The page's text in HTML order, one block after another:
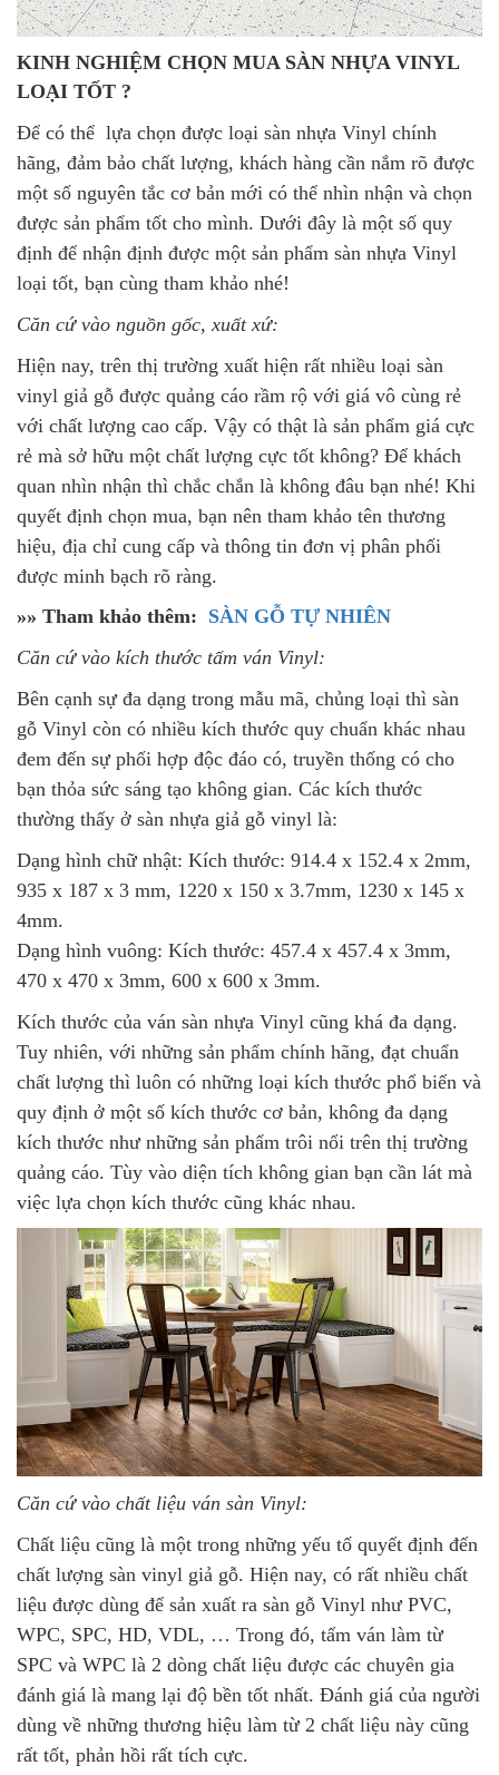
KINH NGHIỆM CHỌN MUA SÀN NHỰA VINYL
LOẠI TỐT ?
Để có thể lựa chọn được loại sàn nhựa Vinyl chính
hãng, đảm bảo chất lượng, khách hàng cần nắm rõ được
một số nguyên tắc cơ bản mới có thể nhìn nhận và chọn
được sản phẩm tốt cho mình. Dưới đây là một số quy
định để nhận định được một sản phẩm sàn nhựa Vinyl
loại tốt, bạn cùng tham khảo nhé!
Căn cứ vào nguồn gốc, xuất xứ:
Hiện nay, trên thị trường xuất hiện rất nhiều loại sàn
vinyl giả gỗ được quảng cáo rầm rộ với giá vô cùng rẻ
với chất lượng cao cấp. Vậy có thật là sản phẩm giá cực
rẻ mà sở hữu một chất lượng cực tốt không? Để khách
quan nhìn nhận thì chắc chắn là không đâu bạn nhé! Khi
quyết định chọn mua, bạn nên tham khảo tên thương
hiệu, địa chỉ cung cấp và thông tin đơn vị phân phối
được minh bạch rõ ràng.
»» Tham khảo thêm: SÀN GỖ TỰ NHIÊN
Căn cứ vào kích thước tấm ván Vinyl:
Bên cạnh sự đa dạng trong mẫu mã, chủng loại thì sàn
gỗ Vinyl còn có nhiều kích thước quy chuẩn khác nhau
đem đến sự phối hợp độc đáo có, truyền thống có cho
bạn thỏa sức sáng tạo không gian. Các kích thước
thường thấy ở sàn nhựa giả gỗ vinyl là:
Dạng hình chữ nhật: Kích thước: 914.4 x 152.4 x 2mm,
935 x 187 x 3 mm, 1220 x 150 x 3.7mm, 1230 x 145 x
4mm.
Dạng hình vuông: Kích thước: 457.4 x 457.4 x 3mm,
470 x 470 x 3mm, 600 x 600 x 3mm.
Kích thước của ván sàn nhựa Vinyl cũng khá đa dạng.
Tuy nhiên, với những sản phẩm chính hãng, đạt chuẩn
chất lượng thì luôn có những loại kích thước phổ biến và
quy định ở một số kích thước cơ bản, không đa dạng
kích thước như những sản phẩm trôi nổi trên thị trường
quảng cáo. Tùy vào diện tích không gian bạn cần lát mà
việc lựa chọn kích thước cũng khác nhau.
Căn cứ vào chất liệu ván sàn Vinyl:
Chất liệu cũng là một trong những yếu tố quyết định đến
chất lượng sàn vinyl giả gỗ. Hiện nay, có rất nhiều chất
liệu được dùng để sản xuất ra sàn gỗ Vinyl như PVC,
WPC, SPC, HD, VDL, … Trong đó, tấm ván làm từ
SPC và WPC là 2 dòng chất liệu được các chuyên gia
đánh giá là mang lại độ bền tốt nhất. Đánh giá của người
dùng về những thương hiệu làm từ 2 chất liệu này cũng
rất tốt, phản hồi rất tích cực.